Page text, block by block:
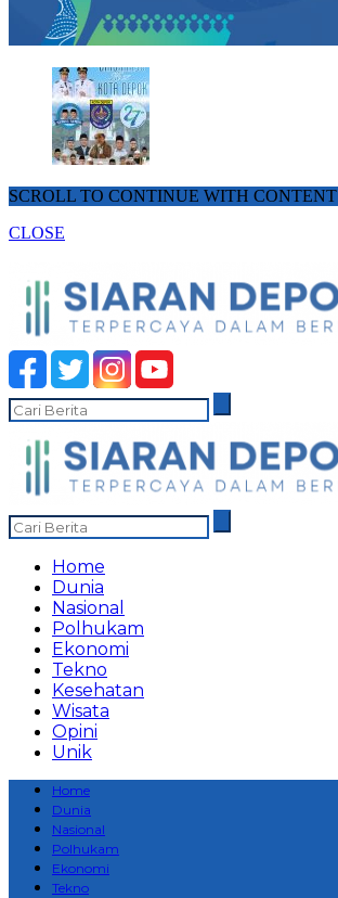
SCROLL TO CONTINUE WITH CONTENT
CLOSE
Home
Dunia
Nasional
Polhukam
Ekonomi
Tekno
Kesehatan
Wisata
Opini
Unik
Home
Dunia
Nasional
Polhukam
Ekonomi
Tekno